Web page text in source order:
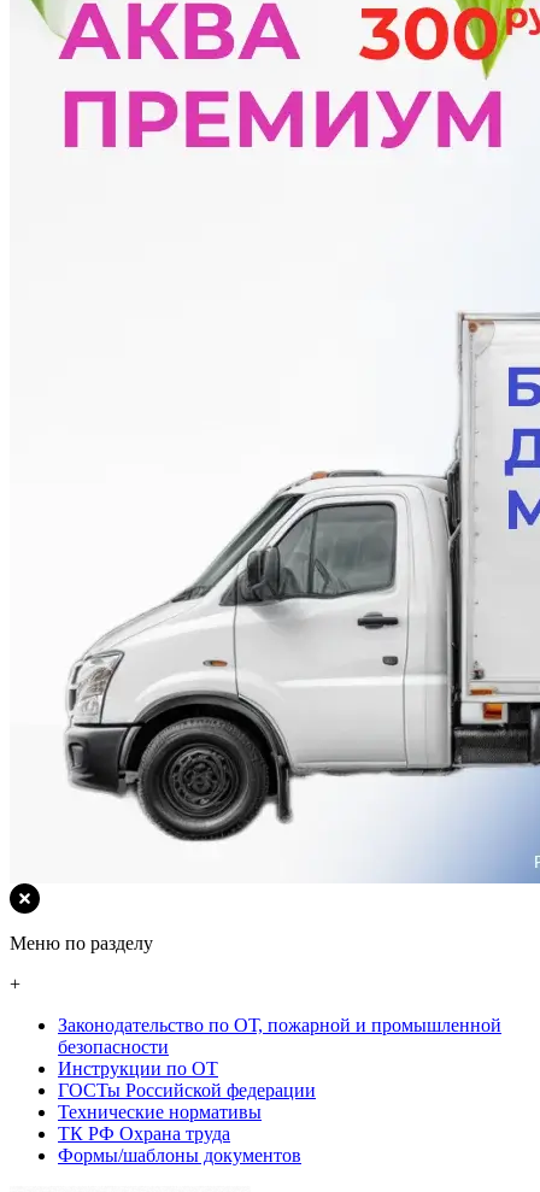
Меню по разделу
+
Законодательство по ОТ, пожарной и промышленной
безопасности
Инструкции по ОТ
ГОСТы Российской федерации
Технические нормативы
ТК РФ Охрана труда
Формы/шаблоны документов